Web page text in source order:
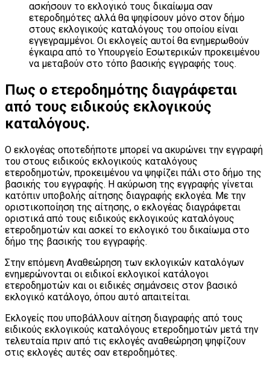
ασκήσουν το εκλογικό τους δικαίωμα σαν
ετεροδημότες αλλά θα ψηφίσουν μόνο στον δήμο
στους εκλογικούς καταλόγους του οποίου είναι
εγγεγραμμένοι. Οι εκλογείς αυτοί θα ενημερωθούν
έγκαιρα από το Υπουργείο Εσωτερικών προκειμένου
να μεταβούν στο τόπο βασικής εγγραφής τους.
Πως ο ετεροδημότης διαγράφεται
από τους ειδικούς εκλογικούς
καταλόγους.
Ο εκλογέας οποτεδήποτε μπορεί να ακυρώνει την εγγραφή
του στους ειδικούς εκλογικούς καταλόγους
ετεροδημοτών, προκειμένου να ψηφίζει πάλι στο δήμο της
βασικής του εγγραφής. Η ακύρωση της εγγραφής γίνεται
κατόπιν υποβολής αίτησης διαγραφής εκλογέα. Με την
οριστικοποίηση της αίτησης, ο εκλογέας διαγράφεται
οριστικά από τους ειδικούς εκλογικούς καταλόγους
ετεροδημοτών και ασκεί το εκλογικό του δικαίωμα στο
δήμο της βασικής του εγγραφής.
Στην επόμενη Αναθεώρηση των εκλογικών καταλόγων
ενημερώνονται οι ειδικοί εκλογικοί κατάλογοι
ετεροδημοτών και οι ειδικές σημάνσεις στον βασικό
εκλογικό κατάλογο, όπου αυτό απαιτείται.
Εκλογείς που υποβάλλουν αίτηση διαγραφής από τους
ειδικούς εκλογικούς καταλόγους ετεροδημοτών μετά την
τελευταία πριν από τις εκλογές αναθεώρηση ψηφίζουν
στις εκλογές αυτές σαν ετεροδημότες.